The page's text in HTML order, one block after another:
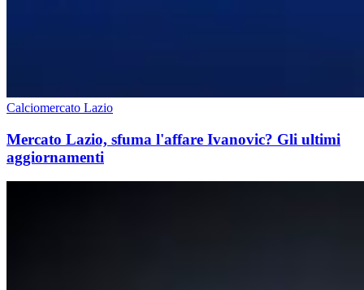
Calciomercato Lazio
Mercato Lazio, sfuma l'affare Ivanovic? Gli ultimi
aggiornamenti